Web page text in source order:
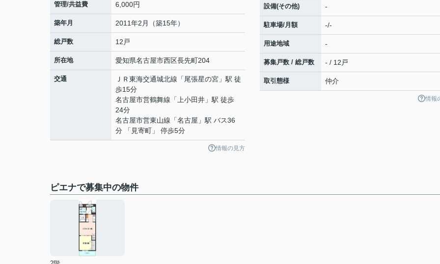
管理/共益費 6,000円
築年月 2011年2月（築15年）
総戸数 12戸
所在地 愛知県名古屋市西区長先町204
交通 ＪＲ東海交通城北線 「尾張星の宮 」駅 徒
歩15分
名古屋市営鶴舞線 「 上小田井 」駅 徒歩
24分
名古屋市営東山線 「名古屋 」駅 バス36
分 「見寄町」 停歩5分
情報の見方
設備(その他) -
駐車場/月額 -/-
用途地域 -
募集戸数 / 総戸数 - / 12戸
取引態様 仲介
情報
ピエナで募集中の物件